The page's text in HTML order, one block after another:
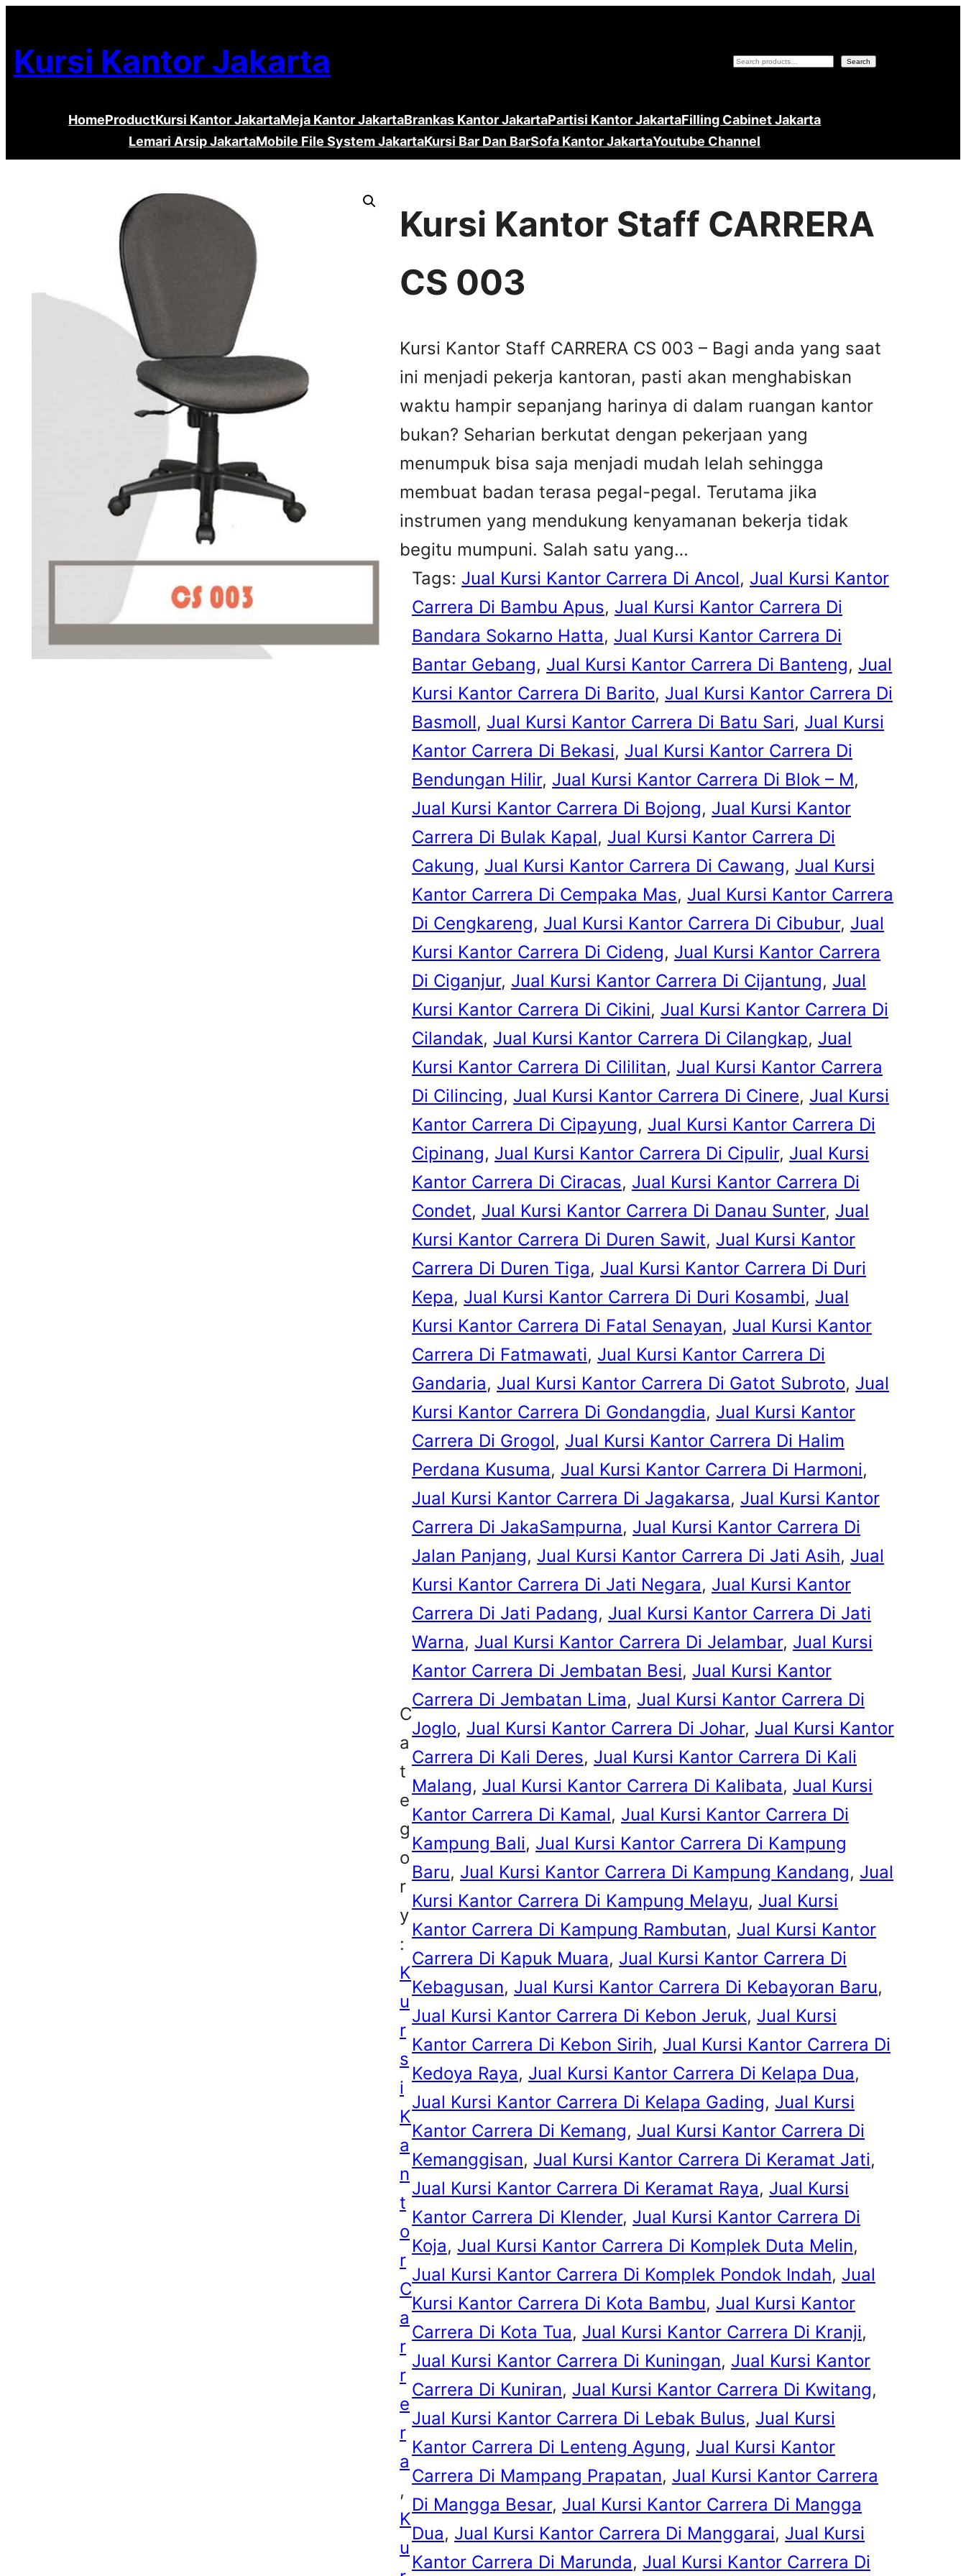
ke
konten
Kursi Kantor Jakarta Search Search
HomeProductKursi Kantor JakartaMeja Kantor JakartaBrankas Kantor JakartaPartisi Kantor JakartaFilling Cabinet Jakarta
Lemari Arsip JakartaMobile File System JakartaKursi Bar Dan BarSofa Kantor JakartaYoutube Channel
Kursi Kantor Staff CARRERA
CS 003
Kursi Kantor Staff CARRERA CS 003 – Bagi anda yang saat
ini menjadi pekerja kantoran, pasti akan menghabiskan
waktu hampir sepanjang harinya di dalam ruangan kantor
bukan? Seharian berkutat dengan pekerjaan yang
menumpuk bisa saja menjadi mudah lelah sehingga
membuat badan terasa pegal-pegal. Terutama jika
instrumen yang mendukung kenyamanan bekerja tidak
begitu mumpuni. Salah satu yang…
C
a
t
e
g
o
r
y
:
K
u
r
s
i
K
a
n
t
o
r
C
a
r
r
e
r
a
K
u
Tags: Jual Kursi Kantor Carrera Di Ancol, Jual Kursi Kantor
Carrera Di Bambu Apus, Jual Kursi Kantor Carrera Di
Bandara Sokarno Hatta, Jual Kursi Kantor Carrera Di
Bantar Gebang, Jual Kursi Kantor Carrera Di Banteng, Jual
Kursi Kantor Carrera Di Barito, Jual Kursi Kantor Carrera Di
Basmoll, Jual Kursi Kantor Carrera Di Batu Sari, Jual Kursi
Kantor Carrera Di Bekasi, Jual Kursi Kantor Carrera Di
Bendungan Hilir, Jual Kursi Kantor Carrera Di Blok – M
Jual Kursi Kantor Carrera Di Bojong, Jual Kursi Kantor
Carrera Di Bulak Kapal, Jual Kursi Kantor Carrera Di
Cakung, Jual Kursi Kantor Carrera Di Cawang, Jual Kursi
Kantor Carrera Di Cempaka Mas, Jual Kursi Kantor Carrera
Di Cengkareng, Jual Kursi Kantor Carrera Di Cibubur, Jual
Kursi Kantor Carrera Di Cideng, Jual Kursi Kantor Carrera
Di Ciganjur, Jual Kursi Kantor Carrera Di Cijantung, Jual
Kursi Kantor Carrera Di Cikini, Jual Kursi Kantor Carrera Di
Cilandak, Jual Kursi Kantor Carrera Di Cilangkap, Jual
Kursi Kantor Carrera Di Cililitan, Jual Kursi Kantor Carrera
Di Cilincing, Jual Kursi Kantor Carrera Di Cinere, Jual Kursi
Kantor Carrera Di Cipayung, Jual Kursi Kantor Carrera Di
Cipinang, Jual Kursi Kantor Carrera Di Cipulir, Jual Kursi
Kantor Carrera Di Ciracas, Jual Kursi Kantor Carrera Di
Condet, Jual Kursi Kantor Carrera Di Danau Sunter, Jual
Kursi Kantor Carrera Di Duren Sawit, Jual Kursi Kantor
Carrera Di Duren Tiga, Jual Kursi Kantor Carrera Di Duri
Kepa, Jual Kursi Kantor Carrera Di Duri Kosambi, Jual
Kursi Kantor Carrera Di Fatal Senayan, Jual Kursi Kantor
Carrera Di Fatmawati, Jual Kursi Kantor Carrera Di
Gandaria, Jual Kursi Kantor Carrera Di Gatot Subroto, Jual
Kursi Kantor Carrera Di Gondangdia, Jual Kursi Kantor
Carrera Di Grogol, Jual Kursi Kantor Carrera Di Halim
Perdana Kusuma, Jual Kursi Kantor Carrera Di Harmoni
Jual Kursi Kantor Carrera Di Jagakarsa, Jual Kursi Kantor
Carrera Di JakaSampurna, Jual Kursi Kantor Carrera Di
Jalan Panjang, Jual Kursi Kantor Carrera Di Jati Asih, Jual
Kursi Kantor Carrera Di Jati Negara, Jual Kursi Kantor
Carrera Di Jati Padang, Jual Kursi Kantor Carrera Di Jati
Warna, Jual Kursi Kantor Carrera Di Jelambar, Jual Kursi
Kantor Carrera Di Jembatan Besi, Jual Kursi Kantor
Carrera Di Jembatan Lima, Jual Kursi Kantor Carrera Di
Joglo, Jual Kursi Kantor Carrera Di Johar, Jual Kursi Kantor
Carrera Di Kali Deres, Jual Kursi Kantor Carrera Di Kali
Malang, Jual Kursi Kantor Carrera Di Kalibata, Jual Kursi
Kantor Carrera Di Kamal, Jual Kursi Kantor Carrera Di
Kampung Bali, Jual Kursi Kantor Carrera Di Kampung
Baru, Jual Kursi Kantor Carrera Di Kampung Kandang, Jual
Kursi Kantor Carrera Di Kampung Melayu, Jual Kursi
Kantor Carrera Di Kampung Rambutan, Jual Kursi Kantor
Carrera Di Kapuk Muara, Jual Kursi Kantor Carrera Di
Kebagusan, Jual Kursi Kantor Carrera Di Kebayoran Baru
Jual Kursi Kantor Carrera Di Kebon Jeruk, Jual Kursi
Kantor Carrera Di Kebon Sirih, Jual Kursi Kantor Carrera Di
Kedoya Raya, Jual Kursi Kantor Carrera Di Kelapa Dua
Jual Kursi Kantor Carrera Di Kelapa Gading, Jual Kursi
Kantor Carrera Di Kemang, Jual Kursi Kantor Carrera Di
Kemanggisan, Jual Kursi Kantor Carrera Di Keramat Jati
Jual Kursi Kantor Carrera Di Keramat Raya, Jual Kursi
Kantor Carrera Di Klender, Jual Kursi Kantor Carrera Di
Koja, Jual Kursi Kantor Carrera Di Komplek Duta Melin
Jual Kursi Kantor Carrera Di Komplek Pondok Indah, Jual
Kursi Kantor Carrera Di Kota Bambu, Jual Kursi Kantor
Carrera Di Kota Tua, Jual Kursi Kantor Carrera Di Kranji
Jual Kursi Kantor Carrera Di Kuningan, Jual Kursi Kantor
Carrera Di Kuniran, Jual Kursi Kantor Carrera Di Kwitang
Jual Kursi Kantor Carrera Di Lebak Bulus, Jual Kursi
Kantor Carrera Di Lenteng Agung, Jual Kursi Kantor
Carrera Di Mampang Prapatan, Jual Kursi Kantor Carrera
Di Mangga Besar, Jual Kursi Kantor Carrera Di Mangga
Dua, Jual Kursi Kantor Carrera Di Manggarai, Jual Kursi
Kantor Carrera Di Marunda, Jual Kursi Kantor Carrera Di